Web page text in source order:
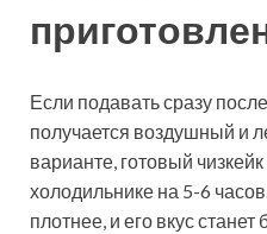
Если подавать сразу
получается воздушный и
варианте, готовый
холодильнике на 5-6
плотнее, и его вкус